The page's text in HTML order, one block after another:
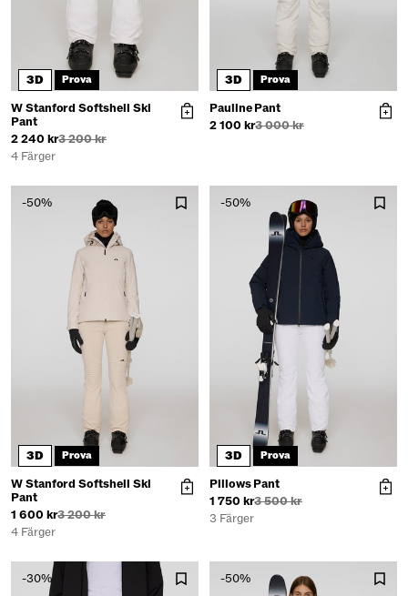
3D Prova
W Stanford Softshell Ski
Pant
2 240 kr3 200 kr
4 Färger
3D Prova
Pauline Pant
2 100 kr3 000 kr
-50%
3D Prova
W Stanford Softshell Ski
Pant
1 600 kr3 200 kr
4 Färger
-50%
3D Prova
Pillows Pant
1 750 kr3 500 kr
3 Färger
-30% -50%